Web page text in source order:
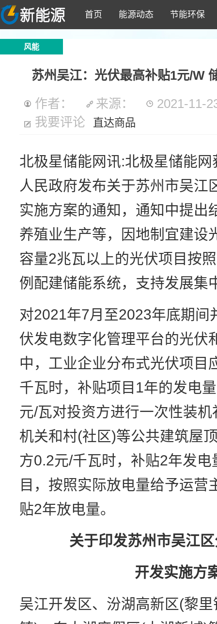
首页 能源动态 节能环保
风能
苏州吴江：光伏最高补贴1元/W
作者：
来源：
2021-11-
我要评论
直达商品
北极星储能网讯:北极星储能
人民政府发布关于苏州市吴江
实施方案的通知，通知中提出
养殖业生产等，因地制宜建设
容量2兆瓦以上的光伏项目按
例配建储能系统，支持发展集
对2021年7月至2023年底期间
伏发电数字化管理平台的光伏
中，工业企业分布式光伏项目
千瓦时，补贴项目1年的发电
元/瓦对投资方进行一次性装
机关和村(社区)等公共建筑屋
方0.2元/千瓦时，补贴2年发
目，按照实际放电量给予运营
贴2年放电量。
关于印发苏州市吴江
开发实施方
吴江开发区、汾湖高新区(黎